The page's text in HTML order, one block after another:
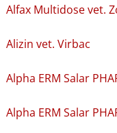
Alfax Multidose vet.
Alizin vet. Virbac
Alpha ERM Salar
Alpha ERM Salar